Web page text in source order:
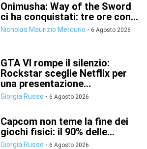
Onimusha: Way of the Sword
ci ha conquistati: tre ore con...
Nicholas Maurizio Mercurio - 6 Agosto 2026
GTA VI rompe il silenzio:
Rockstar sceglie Netflix per
una presentazione...
Giorgia Russo - 6 Agosto 2026
Capcom non teme la fine dei
giochi fisici: il 90% delle...
Giorgia Russo - 6 Agosto 2026